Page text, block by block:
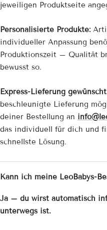
jeweiligen Produktseite
Personalisierte Produkte:
individueller Anpassung
Produktionszeit – Qualität
bewusst so.
Express-Lieferung
beschleunigte Lieferung
deiner Bestellung an
das individuell für dich und
schnellste Lösung.
Kann ich meine LeoBabys-
Ja – du wirst automatisch
unterwegs ist.